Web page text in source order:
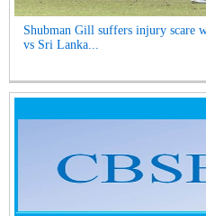
Shubman Gill suffers injury scare
vs Sri Lanka...